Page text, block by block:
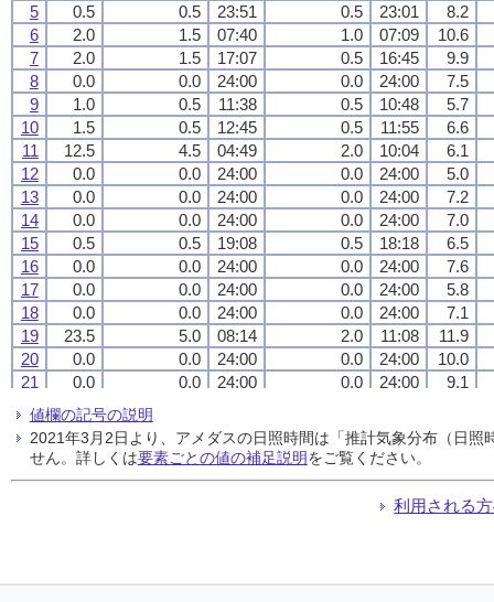
5
0.5 0.5 23:51 0.5 23:01
8.2
6
2.0 1.5 07:40 1.0 07:09
10.6
7
2.0 1.5 17:07 0.5 16:45
9.9
8
0.0 0.0 24:00 0.0 24:00
7.5
9
1.0 0.5 11:38 0.5 10:48
5.7
10
1.5 0.5 12:45 0.5 11:55
6.6
11
12.5 4.5 04:49 2.0 10:04
6.1
12
0.0 0.0 24:00 0.0 24:00
5.0
13
0.0 0.0 24:00 0.0 24:00
7.2
14
0.0 0.0 24:00 0.0 24:00
7.0
15
0.5 0.5 19:08 0.5 18:18
6.5
16
0.0 0.0 24:00 0.0 24:00
7.6
17
0.0 0.0 24:00 0.0 24:00
5.8
18
0.0 0.0 24:00 0.0 24:00
7.1
19
23.5 5.0 08:14 2.0 11:08
11.9
20
0.0 0.0 24:00 0.0 24:00
10.0
21
0.0 0.0 24:00 0.0 24:00
9.1
22
0.0
23
0.0 0.0 24:00 0.0 24:00
10.8
24
0.0 0.0 24:00 0.0 24:00
9.0
24:00
10.1
5
0.5 0.5 23:51 0.5 23:01
8.2
6
2.0 1.5 07:40 1.0 07:09
10.6
7
2.0 1.5 17:07 0.5 16:45
9.9
8
0.0 0.0 24:00 0.0 24:00
7.5
9
1.0 0.5 11:38 0.5 10:48
5.7
10
1.5 0.5 12:45 0.5 11:55
6.6
11
12.5 4.5 04:49 2.0 10:04
6.1
12
0.0 0.0 24:00 0.0 24:00
5.0
13
0.0 0.0 24:00 0.0 24:00
7.2
14
0.0 0.0 24:00 0.0 24:00
7.0
15
0.5 0.5 19:08 0.5 18:18
6.5
16
0.0 0.0 24:00 0.0 24:00
7.6
17
0.0 0.0 24:00 0.0 24:00
5.8
18
0.0 0.0 24:00 0.0 24:00
7.1
19
23.5 5.0 08:14 2.0 11:08
11.9
20
0.0 0.0 24:00 0.0 24:00
10.0
21
0.0 0.0 24:00 0.0 24:00
9.1
22
0.0
23
0.0 0.0 24:00 0.0 24:00
10.8
24
0.0 0.0 24:00 0.0 24:00
9.0
24:00
10.1
5
0.5 0.5 23:51 0.5 23:01
8.2
6
2.0 1.5 07:40 1.0 07:09
10.6
7
2.0 1.5 17:07 0.5 16:45
9.9
8
0.0 0.0 24:00 0.0 24:00
7.5
9
1.0 0.5 11:38 0.5 10:48
5.7
10
1.5 0.5 12:45 0.5 11:55
6.6
11
12.5 4.5 04:49 2.0 10:04
6.1
12
0.0 0.0 24:00 0.0 24:00
5.0
13
0.0 0.0 24:00 0.0 24:00
7.2
14
0.0 0.0 24:00 0.0 24:00
7.0
15
0.5 0.5 19:08 0.5 18:18
6.5
16
0.0 0.0 24:00 0.0 24:00
7.6
17
0.0 0.0 24:00 0.0 24:00
5.8
18
0.0 0.0 24:00 0.0 24:00
7.1
19
23.5 5.0 08:14 2.0 11:08
11.9
20
0.0 0.0 24:00 0.0 24:00
10.0
21
0.0 0.0 24:00 0.0 24:00
9.1
22
0.0
23
0.0 0.0 24:00 0.0 24:00
10.8
24
0.0 0.0 24:00 0.0 24:00
9.0
24:00
10.1
5
0.5 0.5 23:51 0.5 23:01
8.2
6
2.0 1.5 07:40 1.0 07:09
10.6
7
2.0 1.5 17:07 0.5 16:45
9.9
8
0.0 0.0 24:00 0.0 24:00
7.5
9
1.0 0.5 11:38 0.5 10:48
5.7
10
1.5 0.5 12:45 0.5 11:55
6.6
11
12.5 4.5 04:49 2.0 10:04
6.1
12
0.0 0.0 24:00 0.0 24:00
5.0
13
0.0 0.0 24:00 0.0 24:00
7.2
14
0.0 0.0 24:00 0.0 24:00
7.0
15
0.5 0.5 19:08 0.5 18:18
6.5
16
0.0 0.0 24:00 0.0 24:00
7.6
17
0.0 0.0 24:00 0.0 24:00
5.8
18
0.0 0.0 24:00 0.0 24:00
7.1
19
23.5 5.0 08:14 2.0 11:08
11.9
20
0.0 0.0 24:00 0.0 24:00
10.0
21
0.0 0.0 24:00 0.0 24:00
9.1
22
0.0
23
0.0 0.0 24:00 0.0 24:00
10.8
24
0.0 0.0 24:00 0.0 24:00
9.0
24:00
10.1
値欄の記号の説明
2021年3月2日より、アメダスの日照時間は「推計気象分布（日
せん。詳しくは要素ごとの値の補足説明をご覧ください。
利用される